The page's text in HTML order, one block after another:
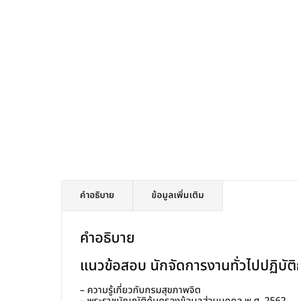
คำอธิบาย ข้อมูลเพิ่มเติม
คำอธิบาย
แนวข้อสอบ นักจัดการงานทั่วไปปฏิบั
– ความรู้เกี่ยวกับกรมสุขภาพจิต